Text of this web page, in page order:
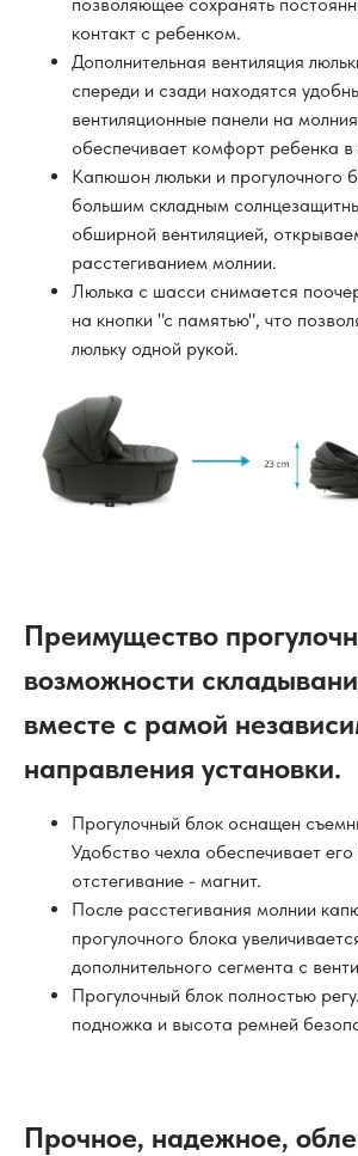
контакт с ребенком.
Дополнительная вентиляция
спереди и сзади находятся
вентиляционные панели на
обеспечивает комфорт ребенка
Капюшон люльки и прогулочного
большим складным
обширной вентиляцией,
расстегиванием молнии.
Люлька с шасси снимается
на кнопки "с памятью", что
люльку одной рукой.
Преимущество
возможности
вместе с рамой
направления установки.
Прогулочный блок оснащен
Удобство чехла обеспечивает
отстегивание - магнит.
После расстегивания молнии
прогулочного блока
дополнительного сегмента с
Прогулочный блок полностью
подножка и высота ремней
Прочное, надежное,